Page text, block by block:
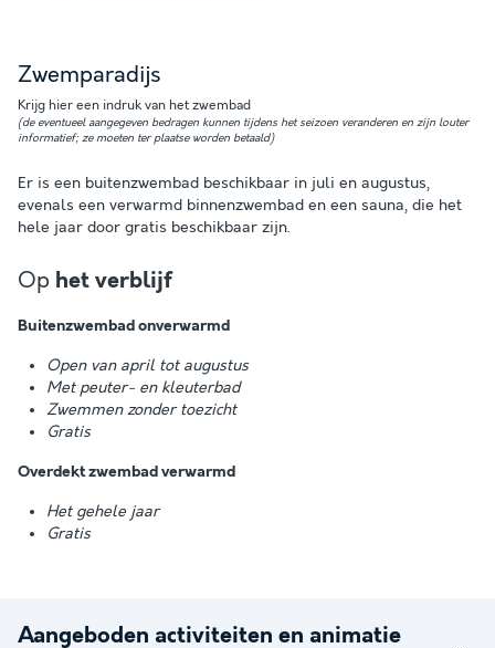
Zwemparadijs
Krijg hier een indruk van het zwembad
(de eventueel aangegeven bedragen kunnen tijdens het seizoen veranderen en zijn louter
informatief; ze moeten ter plaatse worden betaald)
Er is een buitenzwembad beschikbaar in juli en augustus,
evenals een verwarmd binnenzwembad en een sauna, die het
hele jaar door gratis beschikbaar zijn.
Op het verblijf
Buitenzwembad onverwarmd
Open van april tot augustus
Met peuter- en kleuterbad
Zwemmen zonder toezicht
Gratis
Overdekt zwembad verwarmd
Het gehele jaar
Gratis
Aangeboden activiteiten en animatie